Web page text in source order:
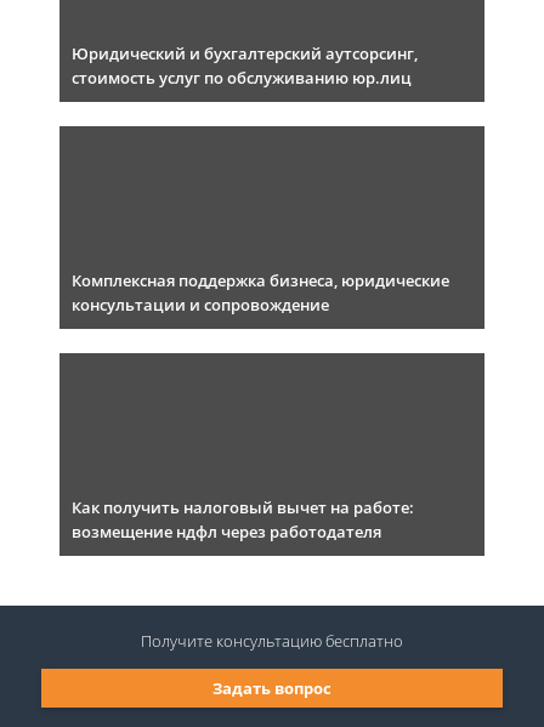
Юридический и бухгалтерский аутсорсинг,
стоимость услуг по обслуживанию юр.лиц
Комплексная поддержка бизнеса, юридические
консультации и сопровождение
Как получить налоговый вычет на работе:
возмещение ндфл через работодателя
Задать вопрос
Получите консультациюбесплатно